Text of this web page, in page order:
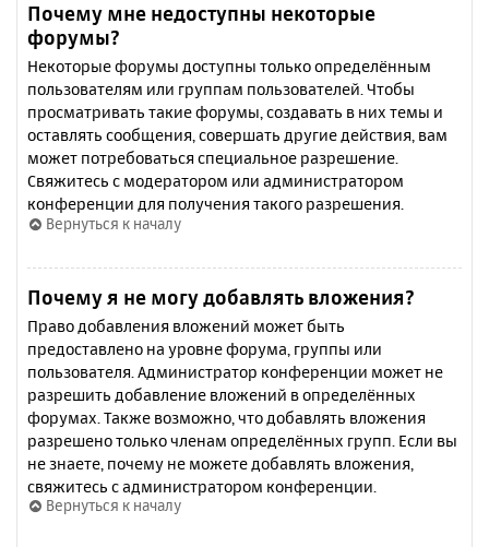
Почему мне недоступны некоторые
форумы?
Некоторые форумы доступны только определённым
пользователям или группам пользователей. Чтобы
просматривать такие форумы, создавать в них темы и
оставлять сообщения, совершать другие действия, вам
может потребоваться специальное разрешение.
Свяжитесь с модератором или администратором
конференции для получения такого разрешения.
Вернуться к началу
Почему я не могу добавлять вложения?
Право добавления вложений может быть
предоставлено на уровне форума, группы или
пользователя. Администратор конференции может не
разрешить добавление вложений в определённых
форумах. Также возможно, что добавлять вложения
разрешено только членам определённых групп. Если вы
не знаете, почему не можете добавлять вложения,
свяжитесь с администратором конференции.
Вернуться к началу